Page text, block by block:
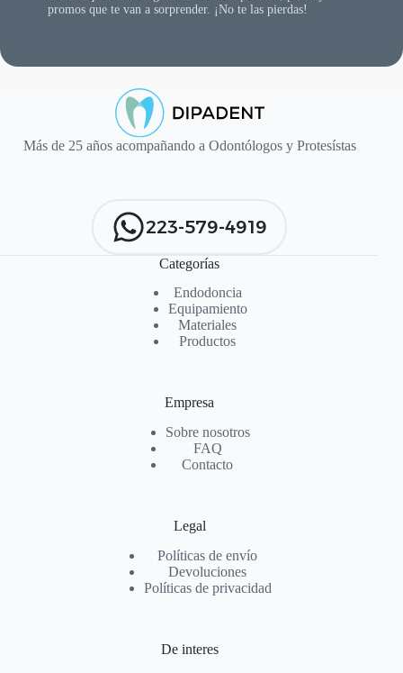
promos que te van a sorprender. ¡No te las pierdas!
Más de 25 años acompañando a Odontólogos y Protesístas
223-579-4919
Categorías
Endodoncia
Equipamiento
Materiales
Productos
Empresa
Sobre nosotros
FAQ
Contacto
Legal
Políticas de envío
Devoluciones
Políticas de privacidad
De interes